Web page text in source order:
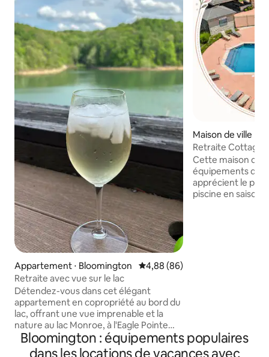
Appartement ⋅ Bloomington Évaluation moyenne sur la
4,88 (86)
Retraite avec vue sur le lac
Détendez-vous dans cet élégant
appartement en copropriété au bord du
lac, offrant une vue imprenable et la
nature au lac Monroe, à l'Eagle Pointe
Golf Resort. Le complexe comprend un
restaurant, parfois de la musique live le
Maison de ville ⋅
Retraite
2 chambres avec
de bains privatives
Cette maison de
équipements que
apprécient le
piscine en
de restaurants et
saisonnier à la
Entreprise
Bloomington : équipements populaires